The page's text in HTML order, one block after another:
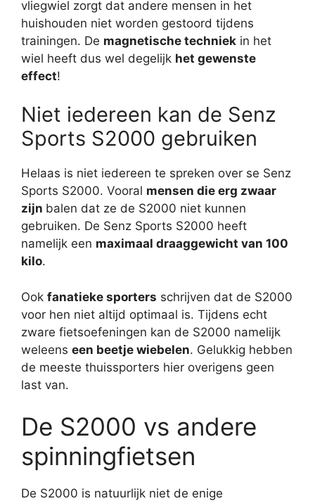
vliegwiel zorgt dat andere mensen in het
huishouden niet worden gestoord tijdens
trainingen. De magnetische techniek in het
wiel heeft dus wel degelijk het gewenste
effect!
Niet iedereen kan de Senz
Sports S2000 gebruiken
Helaas is niet iedereen te spreken over se Senz
Sports S2000. Vooral mensen die erg zwaar
zijn balen dat ze de S2000 niet kunnen
gebruiken. De Senz Sports S2000 heeft
namelijk een maximaal draaggewicht van 100
kilo.
Ook fanatieke sporters schrijven dat de S2000
voor hen niet altijd optimaal is. Tijdens echt
zware fietsoefeningen kan de S2000 namelijk
weleens een beetje wiebelen. Gelukkig hebben
de meeste thuissporters hier overigens geen
last van.
De S2000 vs andere
spinningfietsen
De S2000 is natuurlijk niet de enige